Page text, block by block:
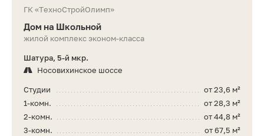
ГК «ТехноСтройОлимп»
Дом на Школьной
жилой комплекс эконом-класса
Шатура, 5-й мкр.
Носовихинское шоссе
от 23,6 м²
Студии
от 28,3 м²
1-комн.
от 44,8 м²
2-комн.
от 67,5 м²
3-комн.